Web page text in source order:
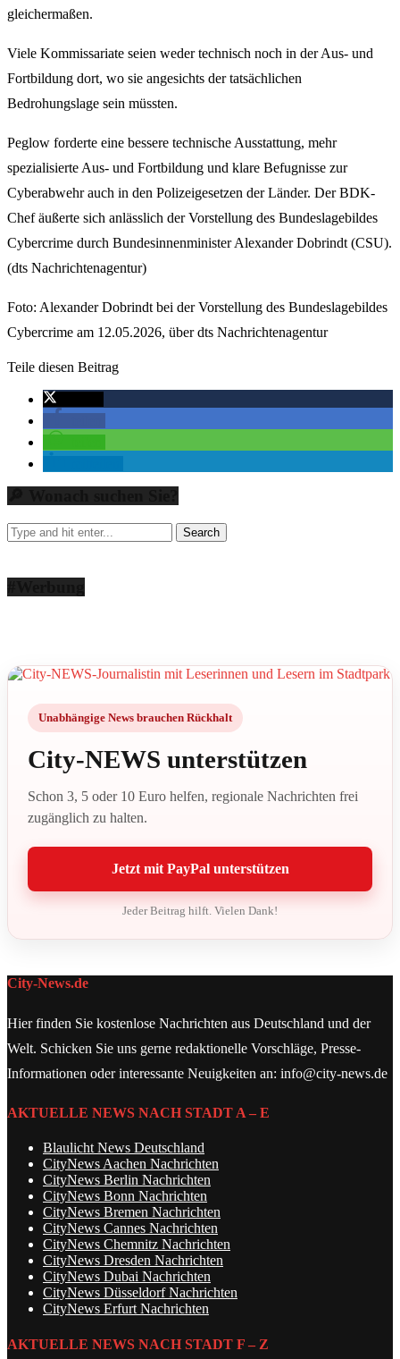
gleichermaßen.
Viele Kommissariate seien weder technisch noch in der Aus- und
Fortbildung dort, wo sie angesichts der tatsächlichen
Bedrohungslage sein müssten.
Peglow forderte eine bessere technische Ausstattung, mehr
spezialisierte Aus- und Fortbildung und klare Befugnisse zur
Cyberabwehr auch in den Polizeigesetzen der Länder. Der BDK-
Chef äußerte sich anlässlich der Vorstellung des Bundeslagebildes
Cybercrime durch Bundesinnenminister Alexander Dobrindt (CSU).
(dts Nachrichtenagentur)
Foto: Alexander Dobrindt bei der Vorstellung des Bundeslagebildes
Cybercrime am 12.05.2026, über dts Nachrichtenagentur
Teile diesen Beitrag
Unabhängige News brauchen Rückhalt
City-NEWS unterstützen
Schon 3, 5 oder 10 Euro helfen, regionale Nachrichten frei
zugänglich zu halten.
Jetzt mit PayPal unterstützen
Jeder Beitrag hilft. Vielen Dank!
City-News.de
Hier finden Sie kostenlose Nachrichten aus Deutschland und der
Welt. Schicken Sie uns gerne redaktionelle Vorschläge, Presse-
Informationen oder interessante Neuigkeiten an: info@city-news.de
AKTUELLE NEWS NACH STADT A – E
Blaulicht News Deutschland
CityNews Aachen Nachrichten
CityNews Berlin Nachrichten
CityNews Bonn Nachrichten
CityNews Bremen Nachrichten
CityNews Cannes Nachrichten
CityNews Chemnitz Nachrichten
CityNews Dresden Nachrichten
CityNews Dubai Nachrichten
CityNews Düsseldorf Nachrichten
CityNews Erfurt Nachrichten
AKTUELLE NEWS NACH STADT F – Z